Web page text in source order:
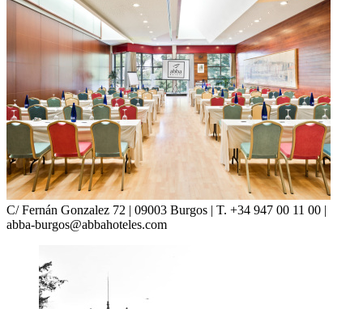
C/ Fernán Gonzalez 72 | 09003 Burgos | T. +34 947 00 11 00 |
abba-burgos@abbahoteles.com